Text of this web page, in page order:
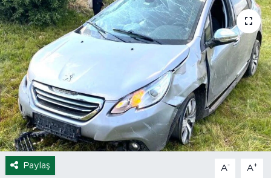
Paylaş A- A+
MD Prestij Dergisi
Siyaset
Yaşam
Sağlık
Eğitim
Haber Arşivi